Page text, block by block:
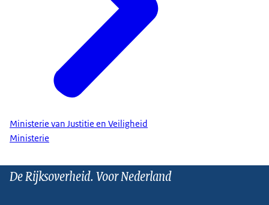
Ministerie van Justitie en Veiligheid
Ministerie
De Rijksoverheid. Voor Nederland